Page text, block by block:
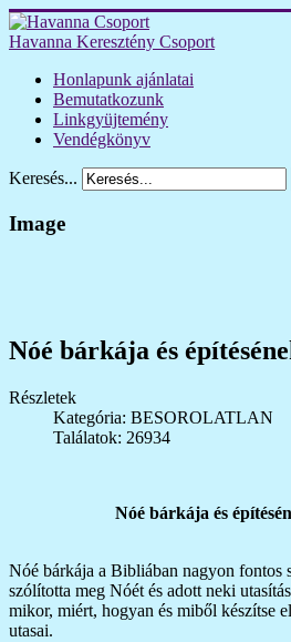
Havanna Keresztény Csoport
Honlapunk ajánlatai
Bemutatkozunk
Linkgyüjtemény
Vendégkönyv
Keresés...
Image
Nóé bárkája és
Részletek
Kategória: BESOROLATLAN
Találatok: 26934
Nóé bárkája és
Nóé bárkája a Bibliában nagyon fontos
szólította meg Nóét és adott neki
mikor, miért, hogyan és miből készítse
utasai.